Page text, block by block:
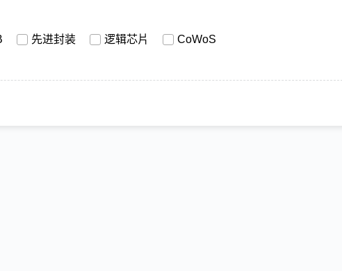
先进封装 逻辑芯片 CoWoS